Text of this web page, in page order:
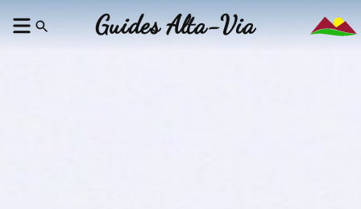
Guides Alta-Via